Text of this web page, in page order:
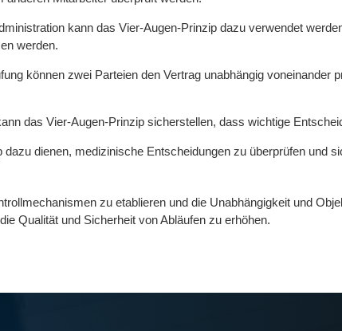
kann das Vier-Augen-Prinzip dazu verwendet
werden.
können zwei Parteien den Vertrag unabhängig
das Vier-Augen-Prinzip sicherstellen, dass wichtige
dienen, medizinische Entscheidungen zu überprüfen und
zu etablieren und die Unabhängigkeit und
Qualität und Sicherheit von Abläufen zu erhöhen.